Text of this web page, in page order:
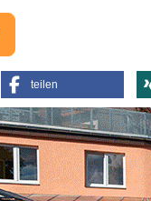
teilen